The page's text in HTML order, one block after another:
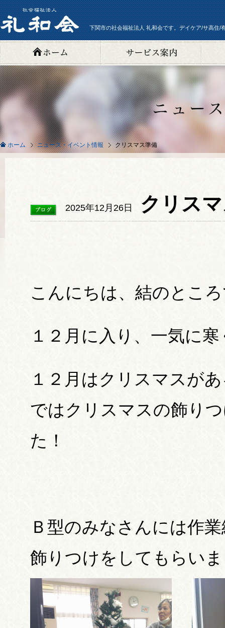
下関市の社会福祉法人 礼和会です。デイケア/サ高住/
ホーム ニュース・イベント情報 クリスマス準備
2025年12月26日 クリス
こんにちは、結のとこ
１２月に入り、一気に
１２月はクリスマスが
ではクリスマスの飾り
た！
Ｂ型のみなさんには作
飾りつけをしてもらい